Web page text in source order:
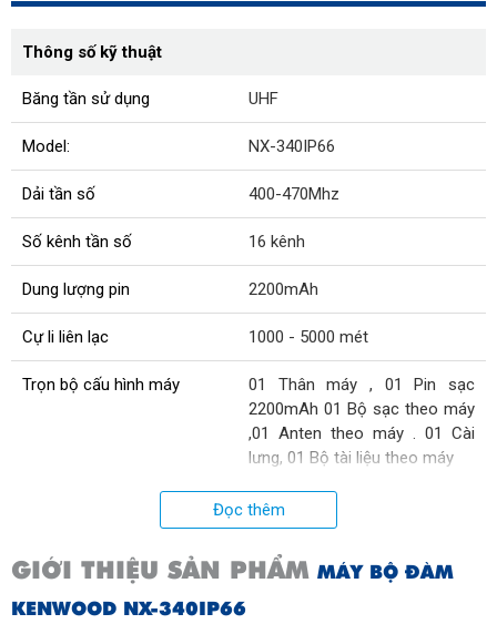
Thông số kỹ thuật
Băng tần sử dụng UHF
Model: NX-340IP66
Dải tần số 400-470Mhz
Số kênh tần số 16 kênh
Dung lượng pin 2200mAh
Cự li liên lạc 1000 - 5000 mét
Trọn bộ cấu hình máy
01 Thân máy , 01 Pin sạc
2200mAh 01 Bộ sạc theo máy
,01 Anten theo máy . 01 Cài
lưng, 01 Bộ tài liệu theo máy
Singapore
Đọc thêm
GIỚI THIỆU SẢN PHẨM MÁY BỘ ĐÀM
KENWOOD NX-340IP66